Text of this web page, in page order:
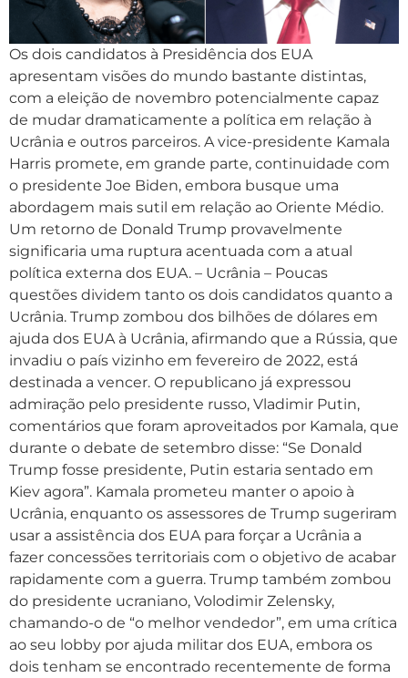
Os dois candidatos à Presidência dos EUA
apresentam visões do mundo bastante distintas,
com a eleição de novembro potencialmente capaz
de mudar dramaticamente a política em relação à
Ucrânia e outros parceiros. A vice-presidente Kamala
Harris promete, em grande parte, continuidade com
o presidente Joe Biden, embora busque uma
abordagem mais sutil em relação ao Oriente Médio.
Um retorno de Donald Trump provavelmente
significaria uma ruptura acentuada com a atual
política externa dos EUA. – Ucrânia – Poucas
questões dividem tanto os dois candidatos quanto a
Ucrânia. Trump zombou dos bilhões de dólares em
ajuda dos EUA à Ucrânia, afirmando que a Rússia, que
invadiu o país vizinho em fevereiro de 2022, está
destinada a vencer. O republicano já expressou
admiração pelo presidente russo, Vladimir Putin,
comentários que foram aproveitados por Kamala, que
durante o debate de setembro disse: “Se Donald
Trump fosse presidente, Putin estaria sentado em
Kiev agora”. Kamala prometeu manter o apoio à
Ucrânia, enquanto os assessores de Trump sugeriram
usar a assistência dos EUA para forçar a Ucrânia a
fazer concessões territoriais com o objetivo de acabar
rapidamente com a guerra. Trump também zombou
do presidente ucraniano, Volodimir Zelensky,
chamando-o de “o melhor vendedor”, em uma crítica
ao seu lobby por ajuda militar dos EUA, embora os
dois tenham se encontrado recentemente de forma